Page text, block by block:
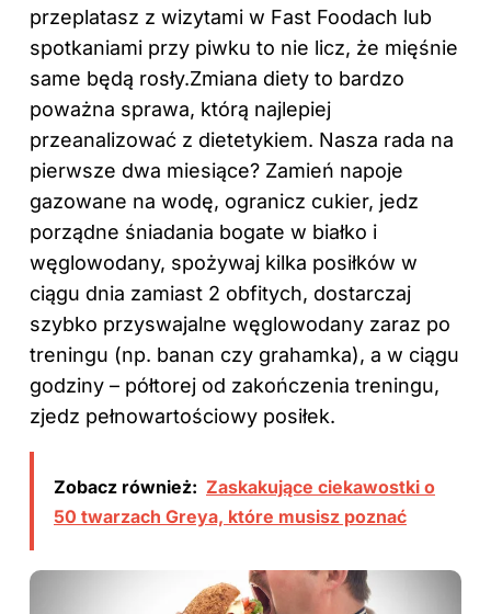
przeplatasz z wizytami w Fast Foodach lub
spotkaniami przy piwku to nie licz, że mięśnie
same będą rosły.Zmiana diety to bardzo
poważna sprawa, którą najlepiej
przeanalizować z dietetykiem. Nasza rada na
pierwsze dwa miesiące? Zamień napoje
gazowane na wodę, ogranicz cukier, jedz
porządne śniadania bogate w białko i
węglowodany, spożywaj kilka posiłków w
ciągu dnia zamiast 2 obfitych, dostarczaj
szybko przyswajalne węglowodany zaraz po
treningu (np. banan czy grahamka), a w ciągu
godziny – półtorej od zakończenia treningu,
zjedz pełnowartościowy posiłek.
Zobacz również: Zaskakujące ciekawostki o
50 twarzach Greya, które musisz poznać